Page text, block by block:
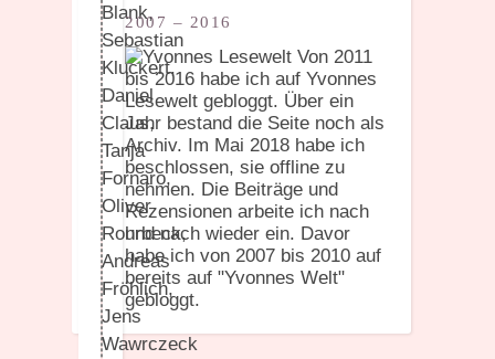
Blank,
Sebastian
Kluckert,
Daniel
Claus,
Tanja
Fornaro,
Oliver
Rohrbeck,
Andreas
Fröhlich,
Jens
Wawrczeck
2007 – 2016
Von 2011
bis 2016 habe ich auf Yvonnes
Lesewelt gebloggt. Über ein
Jahr bestand die Seite noch als
Archiv. Im Mai 2018 habe ich
beschlossen, sie offline zu
nehmen. Die Beiträge und
Rezensionen arbeite ich nach
und nach wieder ein. Davor
habe ich von 2007 bis 2010 auf
bereits auf "Yvonnes Welt"
gebloggt.